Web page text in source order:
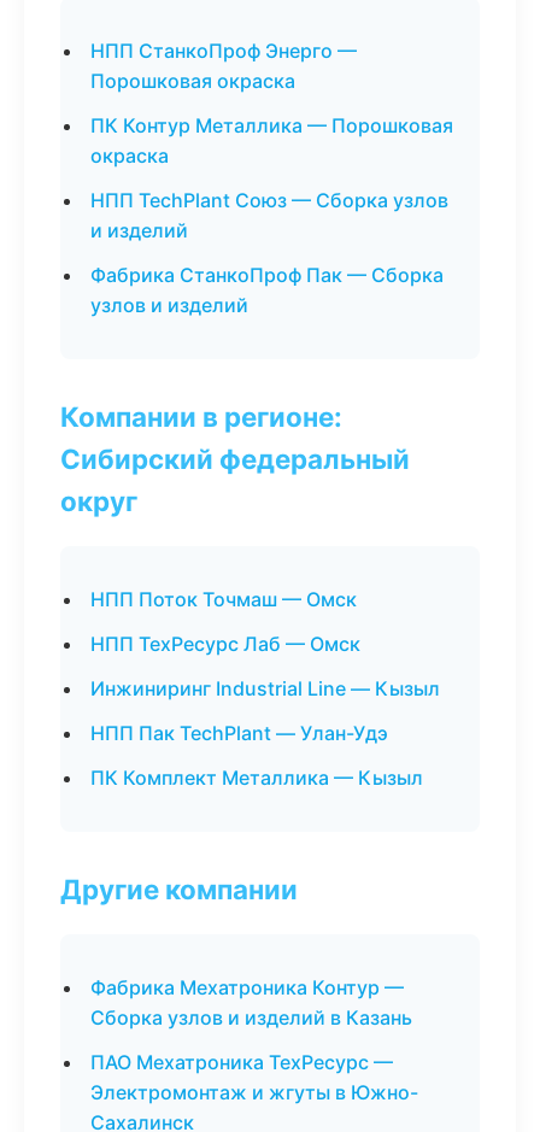
НПП СтанкоПроф Энерго —
Порошковая окраска
ПК Контур Металлика — Порошковая
окраска
НПП TechPlant Союз — Сборка узлов
и изделий
Фабрика СтанкоПроф Пак — Сборка
узлов и изделий
Компании в регионе:
Сибирский федеральный
округ
НПП Поток Точмаш — Омск
НПП ТехРесурс Лаб — Омск
Инжиниринг Industrial Line — Кызыл
НПП Пак TechPlant — Улан-Удэ
ПК Комплект Металлика — Кызыл
Другие компании
Фабрика Мехатроника Контур —
Сборка узлов и изделий в Казань
ПАО Мехатроника ТехРесурс —
Электромонтаж и жгуты в Южно-
Сахалинск